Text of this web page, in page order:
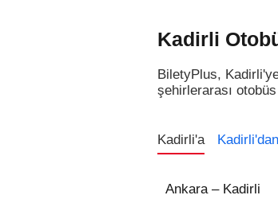
Kadirli
BiletyPlus,
şehirlerarası
Kadirli'a Kadirli'dan
Ankara – Kadirli